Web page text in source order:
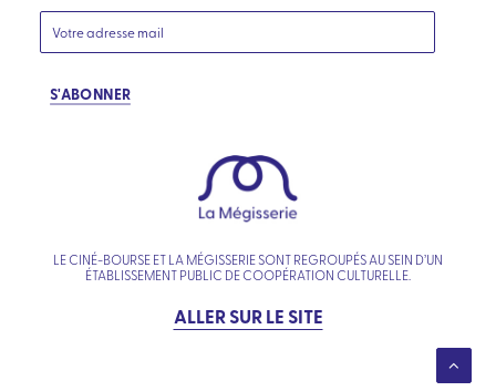
S'ABONNER
LE CINÉ-BOURSE ET LA MÉGISSERIE SONT REGROUPÉS AU SEIN D’UN
ÉTABLISSEMENT PUBLIC DE COOPÉRATION CULTURELLE.
ALLER SUR LE SITE